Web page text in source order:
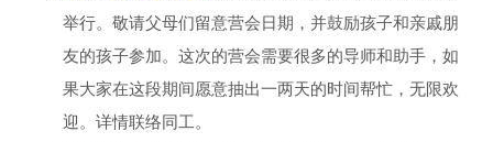
举行。敬请父母们留意营会日期，并鼓励孩子和亲戚朋
友的孩子参加。这次的营会需要很多的导师和助手，如
果大家在这段期间愿意抽出一两天的时间帮忙，无限欢
迎。详情联络同工。